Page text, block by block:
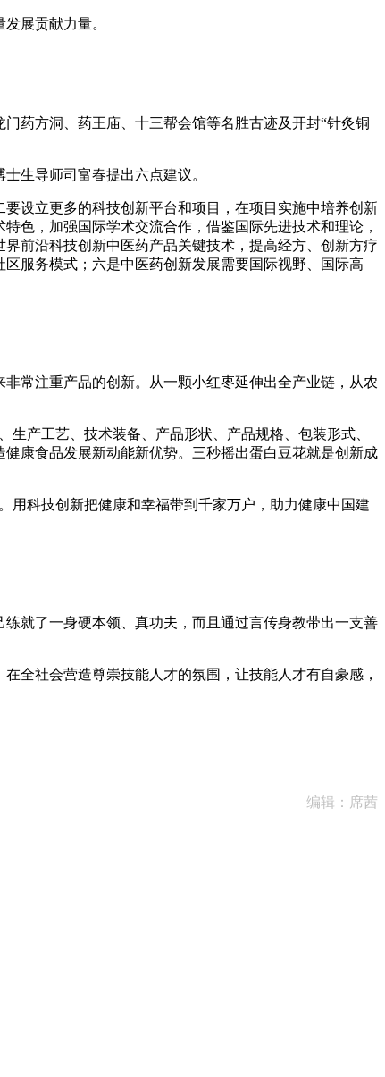
展贡献力量。
药方洞、药王庙、十三帮会馆等名胜古迹及开封“针灸铜
生导师司富春提出六点建议。
设立更多的科技创新平台和项目，在项目实施中培养创新
色，加强国际学术交流合作，借鉴国际先进技术和理论，
前沿科技创新中医药产品关键技术，提高经方、创新方疗
服务模式；六是中医药创新发展需要国际视野、国际高
常注重产品的创新。从一颗小红枣延伸出全产业链，从农
产工艺、技术装备、产品形状、产品规格、包装形式、
康食品发展新动能新优势。三秒摇出蛋白豆花就是创新成
科技创新把健康和幸福带到千家万户，助力健康中国建
就了一身硬本领、真功夫，而且通过言传身教带出一支善
社会营造尊崇技能人才的氛围，让技能人才有自豪感，
编辑：席茜